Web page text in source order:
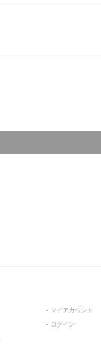
マイアカウント
ログイン